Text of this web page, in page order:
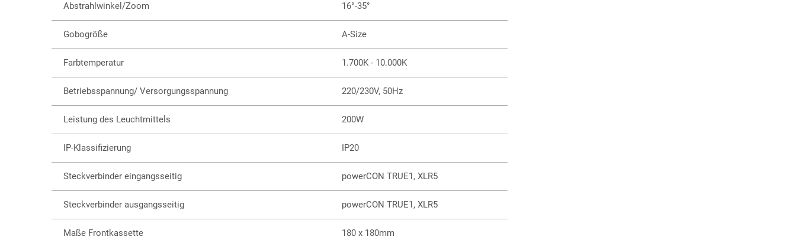
Abstrahlwinkel/Zoom 16°-35°
Gobogröße A-Size
Farbtemperatur 1.700K - 10.000K
Betriebsspannung/ Versorgungsspannung 220/230V, 50Hz
Leistung des Leuchtmittels 200W
IP-Klassifizierung IP20
Steckverbinder eingangsseitig powerCON TRUE1, XLR5
Steckverbinder ausgangsseitig powerCON TRUE1, XLR5
Maße Frontkassette 180 x 180mm